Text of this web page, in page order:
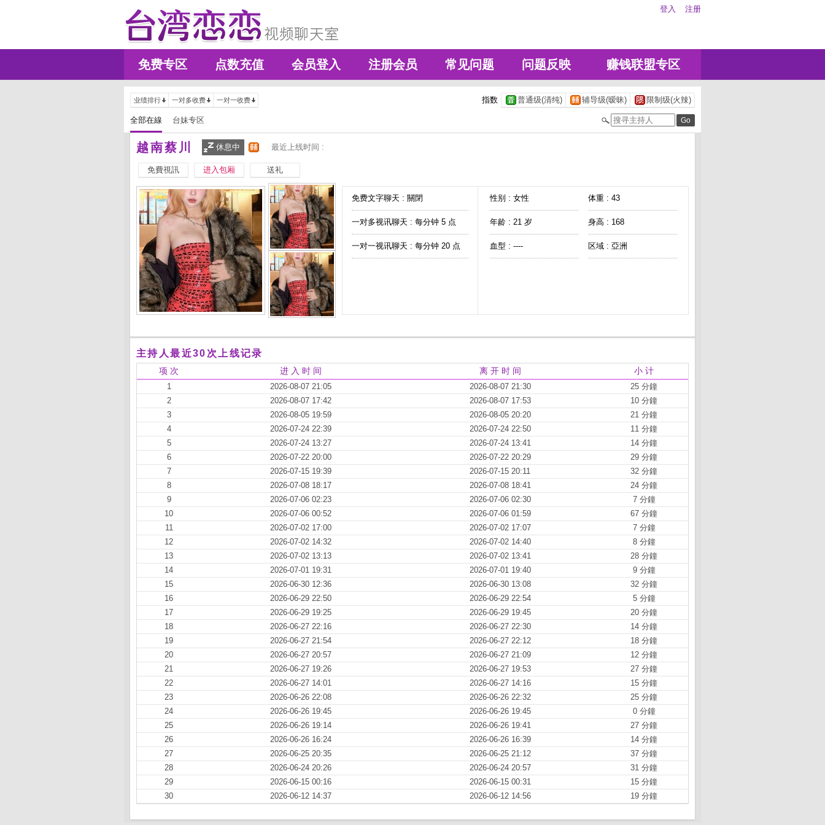
登入 注册
免费专区 点数充值 会员登入 注册会员 常见问题 问题反映 赚钱联盟专区
业绩排行 一对多收费 一对一收费 指数 普通级(清纯) 辅导级(暧昧) 限制级(火辣)
全部在線 台妹专区
越南蔡川 休息中 最近上线时间 :
免費視訊 进入包厢 送礼
免费文字聊天 : 關閉
一对多视讯聊天 : 每分钟 5 点
一对一视讯聊天 : 每分钟 20 点
性别 : 女性 体重 : 43
年龄 : 21 岁 身高 : 168
血型 : ---- 区域 : 亞洲
主持人最近30次上线记录
项 次 进 入 时 间 离 开 时 间 小 计
1 2026-08-07 21:05 2026-08-07 21:30
25 分鐘
2
2026-08-07 17:42 2026-08-07 17:53
10 分鐘
3
2026-08-05 19:59 2026-08-05 20:20
21 分鐘
4
2026-07-24 22:39 2026-07-24 22:50
11 分鐘
5
2026-07-24 13:27 2026-07-24 13:41
14 分鐘
6
2026-07-22 20:00 2026-07-22 20:29
29 分鐘
7
2026-07-15 19:39 2026-07-15 20:11
32 分鐘
8
2026-07-08 18:17 2026-07-08 18:41
24 分鐘
9
2026-07-06 02:23 2026-07-06 02:30
7 分鐘
10
2026-07-06 00:52 2026-07-06 01:59
67 分鐘
11
2026-07-02 17:00 2026-07-02 17:07
7 分鐘
12
2026-07-02 14:32 2026-07-02 14:40
8 分鐘
13
2026-07-02 13:13 2026-07-02 13:41
28 分鐘
14
2026-07-01 19:31 2026-07-01 19:40
9 分鐘
15
2026-06-30 12:36 2026-06-30 13:08
32 分鐘
16
2026-06-29 22:50 2026-06-29 22:54
5 分鐘
17
2026-06-29 19:25 2026-06-29 19:45
20 分鐘
18
2026-06-27 22:16 2026-06-27 22:30
14 分鐘
19
2026-06-27 21:54 2026-06-27 22:12
18 分鐘
20
2026-06-27 20:57 2026-06-27 21:09
12 分鐘
21
2026-06-27 19:26 2026-06-27 19:53
27 分鐘
22
2026-06-27 14:01 2026-06-27 14:16
15 分鐘
23
2026-06-26 22:08 2026-06-26 22:32
25 分鐘
24
2026-06-26 19:45 2026-06-26 19:45
0 分鐘
25
2026-06-26 19:14 2026-06-26 19:41
27 分鐘
26
2026-06-26 16:24 2026-06-26 16:39
14 分鐘
27
2026-06-25 20:35 2026-06-25 21:12
37 分鐘
28
2026-06-24 20:26 2026-06-24 20:57
31 分鐘
29
2026-06-15 00:16 2026-06-15 00:31
15 分鐘
30
2026-06-12 14:37 2026-06-12 14:56 19 分鐘